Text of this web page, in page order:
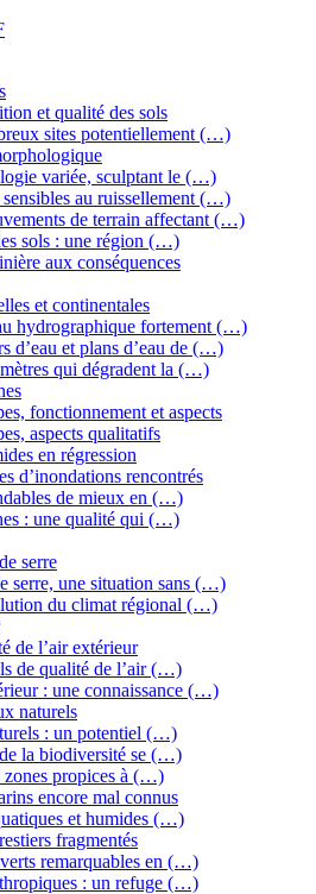
et qualité des sols
sites potentiellement (…)
variée, sculptant le (…)
sensibles au ruissellement (…)
de terrain affectant (…)
sols : une région (…)
aux conséquences
et continentales
hydrographique fortement (…)
d’eau et plans d’eau de (…)
qui dégradent la (…)
fonctionnement et aspects
aspects qualitatifs
en régression
d’inondations rencontrés
de mieux en (…)
: une qualité qui (…)
serre
serre, une situation sans (…)
du climat régional (…)
de l’air extérieur
de qualité de l’air (…)
: une connaissance (…)
naturels
: un potentiel (…)
la biodiversité se (…)
zones propices à (…)
encore mal connus
et humides (…)
fragmentés
remarquables en (…)
: un refuge (…)